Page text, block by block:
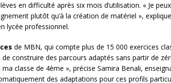
en difficulté après six mois d’utilisation. « Je
plutôt qu’à la création de matériel »,
lycée professionnel.
de MBN, qui compte plus de 15 000 exercices
construire des parcours adaptés sans partir de
classe de 4ème », précise Samira Benali,
des adaptations pour ces profils